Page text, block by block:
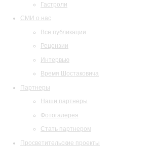
Гастроли
СМИ о нас
Все публикации
Рецензии
Интервью
Время Шостаковича
Партнеры
Наши партнеры
Фотогалерея
Стать партнером
Просветительские проекты